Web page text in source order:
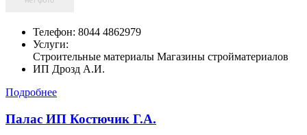
Телефон: 8044 4862979
Услуги:
Строительные материалы Магазины стройматериалов
ИП Дрозд А.И.
Подробнее
Палас ИП Костючик Г.А.